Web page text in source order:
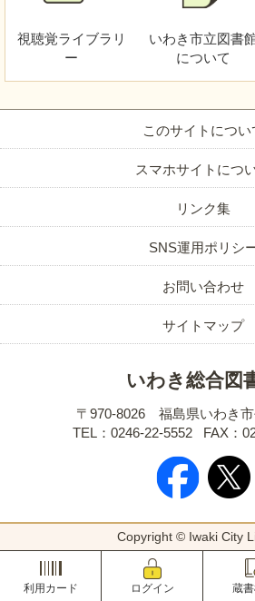
視聴覚ライブラリ
ー
いわき市立図書
について
いわき総合図
〒970-8026 福島県いわき
TEL：0246-22-5552
FAX：
このサイトについ
スマホサイトにつ
リンク集
SNS運用ポリシ
お問い合わせ
サイトマップ
Copyright © Iwaki City
利用カード ログイン 蔵